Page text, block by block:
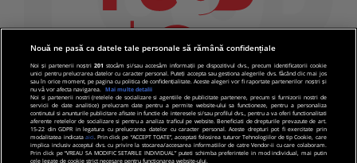
Nouă ne pasă ca datele tale personale să rămână confidențiale
Noi și partenerii noștri201 stocăm și/sau accesăm informații pe dispozitivul dvs., precum identificatorii cookie
unici pentru prelucrarea datelor cu caracter personal. Puteți accepta sau gestiona alegerile dvs. făcând clic mai jos
sau în orice moment, pe pagina cu politica de confidențialitate. Aceste alegeri vor fi raportate partenerilor noștri și
nu vă vor afecta navigarea.
Mai multe detalii
Noi si partenerii nostri (retelele de socializare si agentiile de publicitate partenere, precum si furnizorii nostri de
servicii de date analitice) prelucram date pentru a permite website-ului sa functioneze, pentru a personaliza
continutul si anunturile publicitare afisate in functie de interesele si/sau profilul dvs., pentru a va oferi functionalitati
aferente retelelor de socializare si pentru a analiza traficul pe website. Beneficiati de drepturile prevazute de art.
15-22 din GDPR in legatura cu prelucrarea datelor cu caracter personal. Aceste drepturi pot fi exercitate prin
modalitatea indicata aici. Prin click pe “ACCEPT TOATE”, acceptati folosirea tuturor Tehnologiilor de tip Cookie, care
implica inclusiv acceptul dvs. cu privire la stocarea/accesarea informatiilor de catre Vendor-ii cu care colaboram.
Prin click pe “VREAU SA MODIFIC SETARILE INDIVIDUAL” puteti schimba preferintele in mod individual, mai putin
cele legate de cookie strict necesare pentru functionarea website-ului.